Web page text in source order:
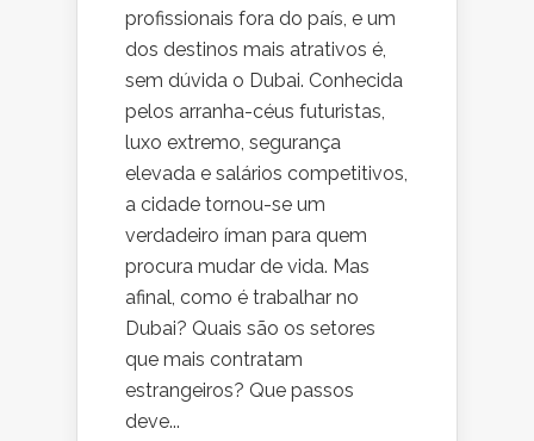
profissionais fora do país, e um
dos destinos mais atrativos é,
sem dúvida o Dubai. Conhecida
pelos arranha-céus futuristas,
luxo extremo, segurança
elevada e salários competitivos,
a cidade tornou-se um
verdadeiro íman para quem
procura mudar de vida. Mas
afinal, como é trabalhar no
Dubai? Quais são os setores
que mais contratam
estrangeiros? Que passos
deve...